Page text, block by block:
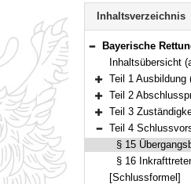
BAYERN.RECHT
letzten
Inhaltsverzeichnis
Bereich reduzieren
Bayerische Rettungssanitäterverordnung (BayRettSanV)
Inhaltsübersicht
Bereich erweitern
Teil 1 Ausbildung
Bereich erweitern
Teil 2
Bereich erweitern
Teil 3 Zuständigkeit,
Bereich reduzieren
Teil 4
§ 15
§ 16
[Schlussformel]